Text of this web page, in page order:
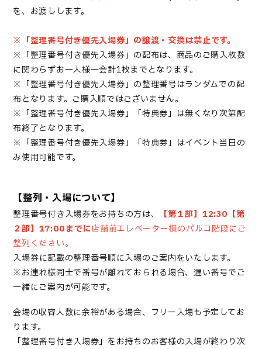
を、お渡しします。
※ 「整理番号付き優先入場券」 の譲渡・交換は禁止です。
※「整理番号付き優先入場券」の配布は、商品のご購入枚数
に関わらずお一人様一会計1枚までとなります。
※「整理番号付き優先入場券」の整理番号はランダムでの配
布となります。ご購入順ではございません。
※「整理番号付き優先入場券」「特典券」は無くなり次第配
布終了となります。
※「整理番号付き優先入場券」「特典券」はイベント当日の
み使用可能です。
【整列・入場について】
整理番号付き入場券をお持ちの方は、
【第１部】12:30【第
２部】 17:00までに店舗前エレベーター横のパルコ階段にご
整列ください。
入場券に記載の整理番号順に入場のご案内をいたします。
※お連れ様同士で番号が離れておられる場合、遅い番号でご
一緒にご案内が可能です。
会場の収容人数に余裕がある場合、フリー入場も予定してお
ります。
「整理番号付き入場券」をお持ちのお客様の入場が終わり次